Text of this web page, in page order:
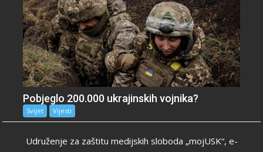
Pobjeglo 200.000 ukrajinskih vojnika?
Svijet Vijesti
Udruženje za zaštitu medijskih sloboda „mojUSK“, e-